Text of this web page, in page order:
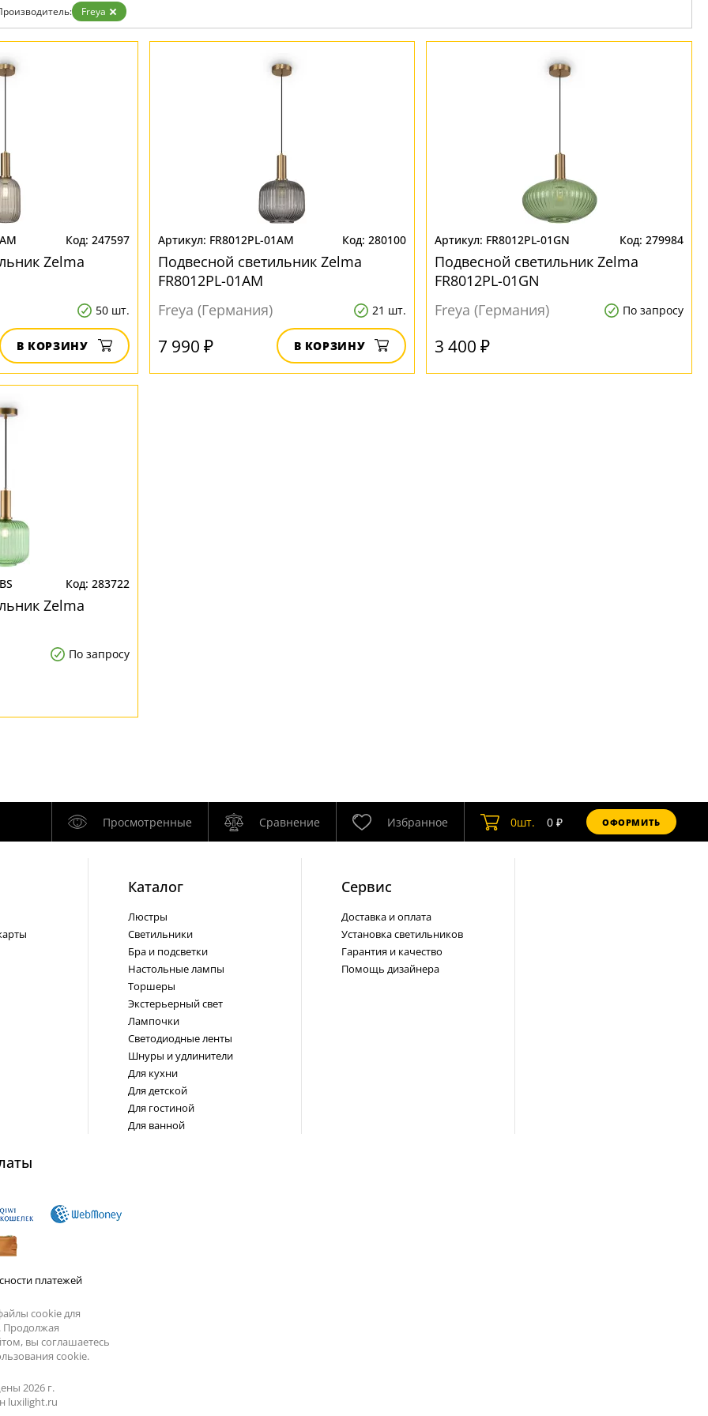
Прозрачные
Хром
Черные
Freya
247597
Zelma
50 шт.
В КОРЗИНУ
FR8012PL-01AM 280100
Подвесной светильник Zelma
FR8012PL-01AM
Freya (Германия)
21 шт.
7 990 ₽ В КОРЗИНУ
FR8012PL-01GN 279984
Подвесной светильник Zelma
FR8012PL-01GN
Freya (Германия)
По запросу
3 400 ₽
283722
Zelma
По запросу
Просмотренные Сравнение Избранное 0шт. 0₽ ОФОРМИТЬ
Каталог
Люстры
Светильники
Бра и подсветки
Настольные лампы
Торшеры
Экстерьерный свет
Лампочки
Светодиодные ленты
Шнуры и удлинители
Для кухни
Для детской
Для гостиной
Для ванной
Сервис
Доставка и оплата
Установка светильников
Гарантия и качество
Помощь дизайнера
платежей
cookie для
Продолжая
вы соглашаетесь
cookie.
2026 г.
luxilight.ru